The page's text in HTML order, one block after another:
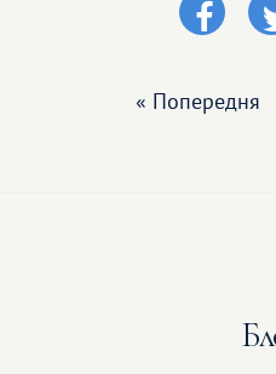
« Попередня